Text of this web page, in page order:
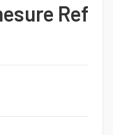
Ref